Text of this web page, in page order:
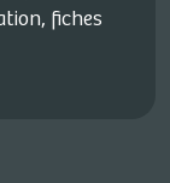
fiches